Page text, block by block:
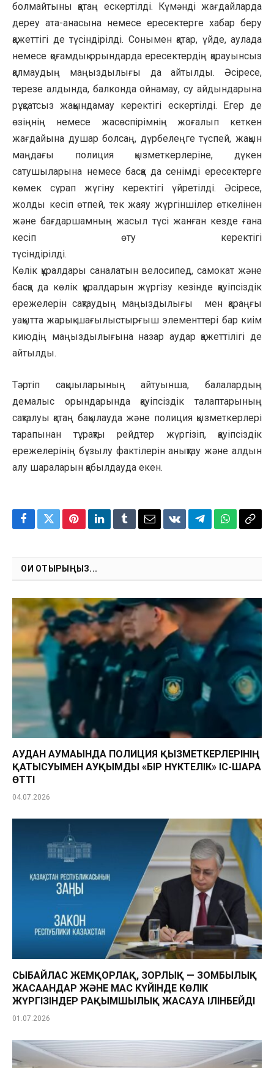
болмайтыны қатаң ескертілді. Күмәнді жағдайларда
дереу ата-анасына немесе ересектерге хабар беру
қажеттігі де түсіндірілді. Сонымен қатар, үйде, аулада
немесе қоғамдық орындарда ересектердің қарауынсыз
қалмаудың маңыздылығы да айтылды. Әсіресе,
терезе алдында, балконда ойнамау, су айдындарына
рұқсатсыз жақындамау керектігі ескертілді. Егер де
өзіңнің немесе жасөспірімнің жоғалып кеткен
жағдайына душар болсаң, дүрбелеңге түспей, жақын
маңдағы полиция қызметкерлеріне, дүкен
сатушыларына немесе басқа да сенімді ересектерге
көмек сұрап жүгіну керектігі үйретілді. Әсіресе,
жолды кесіп өтпей, тек жаяу жүргіншілер өткелінен
және бағдаршамның жасыл түсі жанған кезде ғана
кесіп өту керектігі
түсіндірілді.
Көлік құралдары саналатын велосипед, самокат және
басқа да көлік құралдарын жүргізу кезінде қауіпсіздік
ережелерін сақтаудың маңыздылығы мен қараңғы
уақытта жарық шағылыстырғыш элементтері бар киім
киюдің маңыздылығына назар аудар қажеттілігі де
айтылды.
Тәртіп сақшыларының айтуынша, балалардың
демалыс орындарында қауіпсіздік талаптарының
сақталуы қатаң бақылауда және полиция қызметкерлері
тарапынан тұрақты рейдтер жүргізіп, қауіпсіздік
ережелерінің бұзылу фактілерін анықтау және алдын
алу шараларын қабылдауда екен.
Facebook
TwitterPinterestLinkedInTumblrEmailVKontakte
TelegramWhatsApp
Copy
ОҚИ ОТЫРЫҢЫЗ...
АУДАН АУМАҒЫНДА ПОЛИЦИЯ ҚЫЗМЕТКЕРЛЕРІНІҢ
ҚАТЫСУЫМЕН АУҚЫМДЫ «БІР НҮКТЕЛІК» ІС-ШАРА
ӨТТІ
04.07.2026
СЫБАЙЛАС ЖЕМҚОРЛАҚ, ЗОРЛЫҚ — ЗОМБЫЛЫҚ
ЖАСАҒАНДАР ЖӘНЕ МАС КҮЙІНДЕ КӨЛІК
ЖҮРГІЗІНДЕР РАҚЫМШЫЛЫҚ ЖАСАУҒА ІЛІНБЕЙДІ
01.07.2026